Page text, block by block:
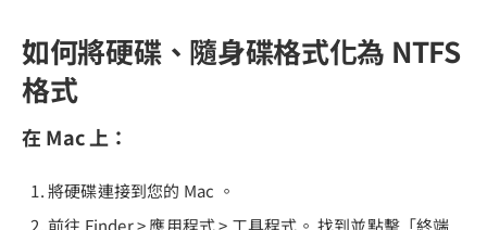
如何將硬碟、隨身碟格式化為 NTFS
格式
在 Mac 上：
將硬碟連接到您的 Mac 。
前往 Finder > 應用程式 > 工具程式。 找到並點擊「終端